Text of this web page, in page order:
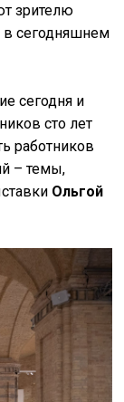
зрителю
в сегодняшнем
сегодня и
сто лет
работников
– темы,
Ольгой